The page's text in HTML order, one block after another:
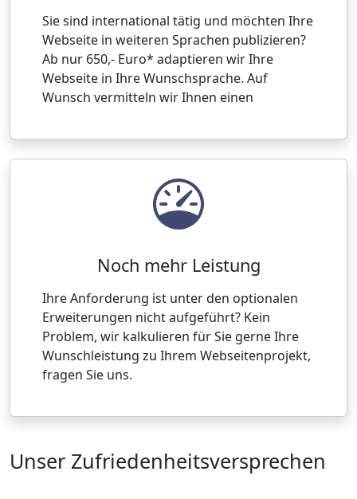
Sie sind international tätig und möchten Ihre
Webseite in weiteren Sprachen publizieren?
Ab nur 650,- Euro* adaptieren wir Ihre
Webseite in Ihre Wunschsprache. Auf
Wunsch vermitteln wir Ihnen einen
Noch mehr Leistung
Ihre Anforderung ist unter den optionalen
Erweiterungen nicht aufgeführt? Kein
Problem, wir kalkulieren für Sie gerne Ihre
Wunschleistung zu Ihrem Webseitenprojekt,
fragen Sie uns.
Unser Zufriedenheitsversprechen